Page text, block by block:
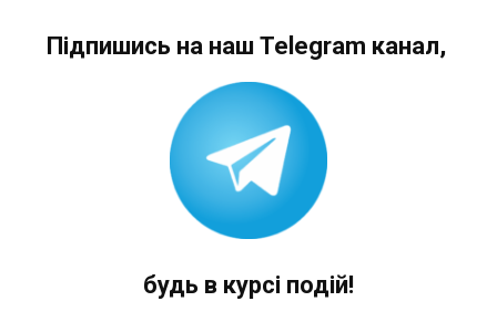
Підпишись на наш Telegram канал,
будь в курсі подій!